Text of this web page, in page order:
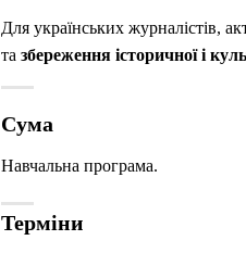
Для українських журналістів,
та збереження історичної і
Сума
Навчальна програма.
Терміни